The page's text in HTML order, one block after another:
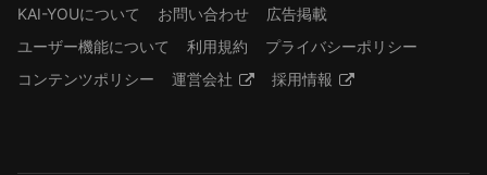
KAI-YOUについて
お問い合わせ
広告掲載
ユーザー機能について
利用規約
プライバシーポリシー
コンテンツポリシー
運営会社 採用情報